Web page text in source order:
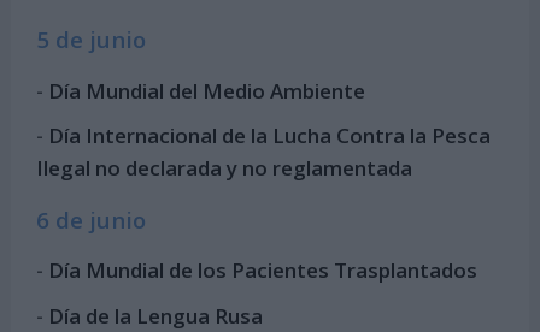
5 de junio
- Día Mundial del Medio Ambiente
- Día Internacional de la Lucha Contra la Pesca
Ilegal no declarada y no reglamentada
6 de junio
- Día Mundial de los Pacientes Trasplantados
- Día de la Lengua Rusa